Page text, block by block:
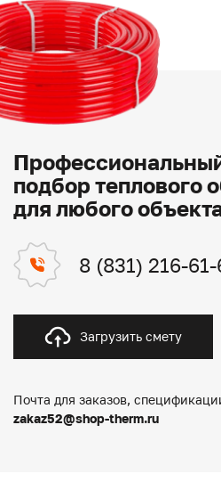
подбор теплового
для любого
8 (831) 216-
Загрузить смету
Почта для заказов,
zakaz52@shop-therm.ru